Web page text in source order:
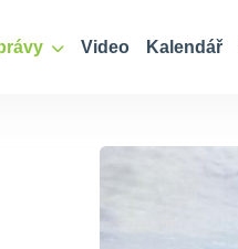
Video Kalendář